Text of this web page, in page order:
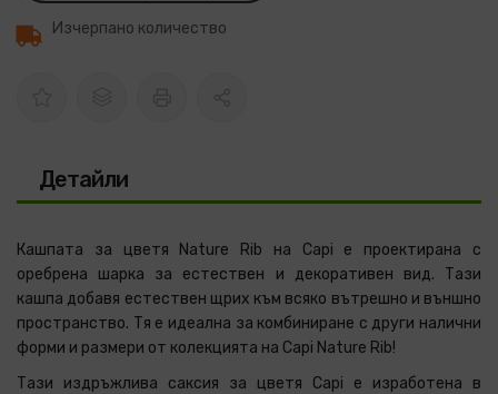
Изчерпано количество
Детайли
Кашпата за цветя Nature Rib на Capi е проектирана с
оребрена шарка за естествен и декоративен вид. Тази
кашпа добавя естествен щрих към всяко вътрешно и външно
пространство. Тя е идеална за комбиниране с други налични
форми и размери от колекцията на Capi Nature Rib!
Тази издръжлива саксия за цветя Capi е изработена в